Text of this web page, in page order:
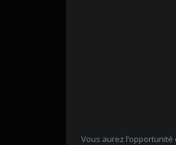
Vous aurez l’opportunité